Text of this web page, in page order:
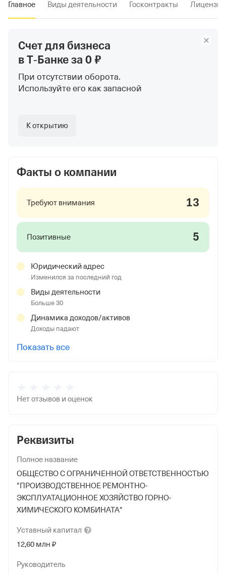
Главное Виды деятельности Госконтракты Лицензии
Реквизиты
Полное название
ОБЩЕСТВО С ОГРАНИЧЕННОЙ ОТВЕТСТВЕННОСТЬЮ
"ПРОИЗВОДСТВЕННОЕ РЕМОНТНО-
ЭКСПЛУАТАЦИОННОЕ ХОЗЯЙСТВО ГОРНО-
ХИМИЧЕСКОГО КОМБИНАТА"
Уставный капитал
12,60 млн ₽
Руководитель
Счет для бизнеса
в Т‑Банкеза 0 ₽
При отсутствии оборота.
Используйте его как запасной
К открытию
Факты о компании
Требуют внимания 13
Позитивные 5
Юридический адрес
Изменился за последний год
Виды деятельности
Больше 30
Динамика доходов/активов
Доходы падают
Показать все
Нет отзывов и оценок